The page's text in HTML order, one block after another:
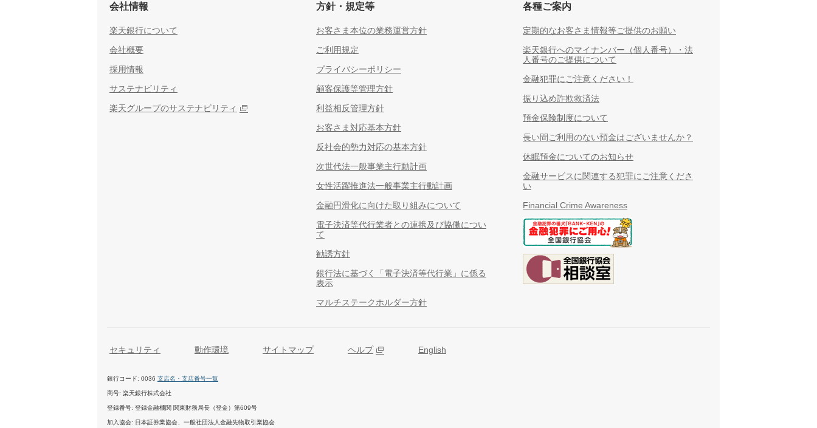
会社情報
楽天銀行について
会社概要
採用情報
サステナビリティ
楽天グループのサステナビリティ
方針・規定等
お客さま本位の業務運営方針
ご利用規定
プライバシーポリシー
顧客保護等管理方針
利益相反管理方針
お客さま対応基本方針
反社会的勢力対応の基本方針
次世代法一般事業主行動計画
女性活躍推進法一般事業主行動計画
金融円滑化に向けた取り組みについて
電子決済等代行業者との連携及び協働につい
て
勧誘方針
銀行法に基づく「電子決済等代行業」に係る
表示
マルチステークホルダー方針
各種ご案内
定期的なお客さま情報等ご提供のお願い
楽天銀行へのマイナンバー（個人番号）・法
人番号のご提供について
金融犯罪にご注意ください！
振り込め詐欺救済法
預金保険制度について
長い間ご利用のない預金はございませんか？
休眠預金についてのお知らせ
金融サービスに関連する犯罪にご注意くださ
い
Financial Crime Awareness
セキュリティ 動作環境 サイトマップ ヘルプ English
銀行コード 0036 支店名・支店番号一覧
商号 楽天銀行株式会社
登録番号 登録金融機関 関東財務局長（登金）第609号
加入協会 日本証券業協会、一般社団法人金融先物取引業協会